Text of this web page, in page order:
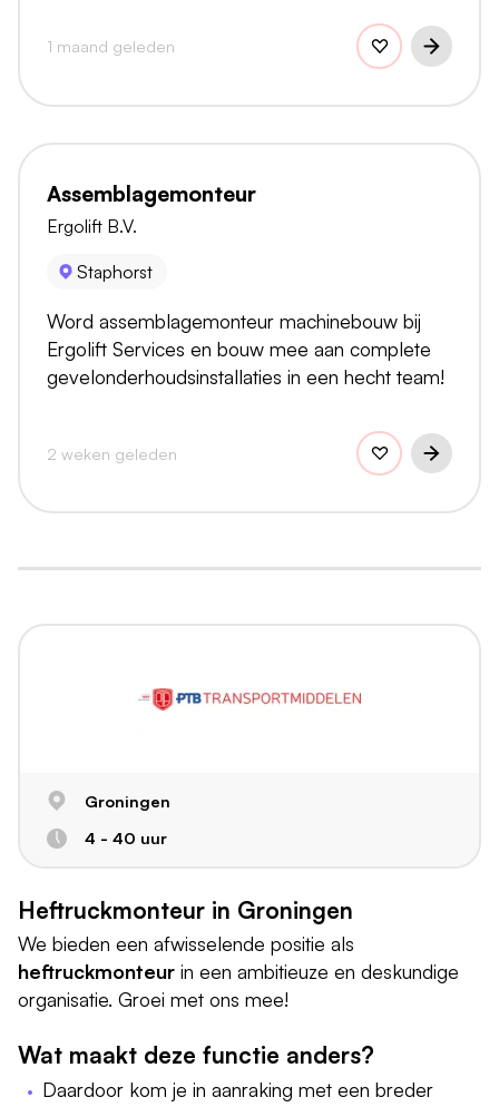
1 maand geleden
Assemblagemonteur
Ergolift B.V.
Staphorst
Word assemblagemonteur machinebouw bij
Ergolift Services en bouw mee aan complete
gevelonderhoudsinstallaties in een hecht team!
2 weken geleden
Groningen
4 - 40 uur
Heftruckmonteur in Groningen
We bieden een afwisselende positie als
heftruckmonteur in een ambitieuze en deskundige
organisatie. Groei met ons mee!
Wat maakt deze functie anders?
Daardoor kom je in aanraking met een breder